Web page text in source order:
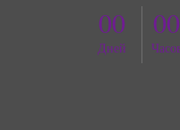
00
Дней
00